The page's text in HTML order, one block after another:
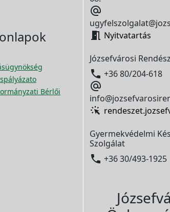
Bérlői

 Nyitvatartás
Józsefvárosi
 +36 80/204-618

Gyermekvédelmi
Szolgálat
 +36 30/493-1925